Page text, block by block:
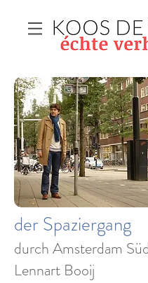
der Spaziergang
durch Amsterdam
Lennart Booij